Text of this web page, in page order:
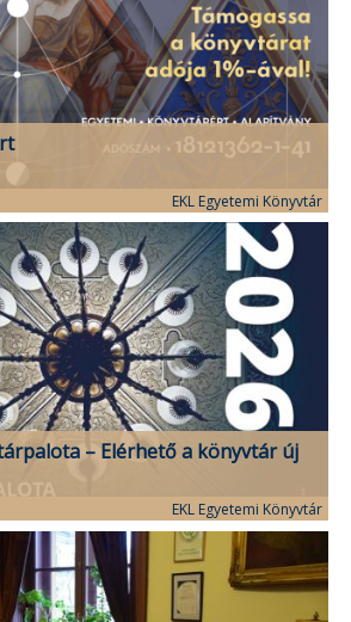
EKL Egyetemi Könyvtár
– Elérhető a könyvtár új
EKL Egyetemi Könyvtár